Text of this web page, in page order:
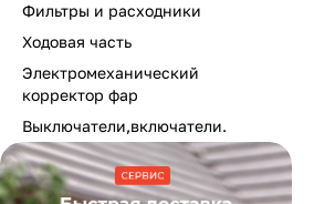
Фильтры и расходники
Ходовая часть
Электромеханический
корректор фар
Выключатели,включатели.